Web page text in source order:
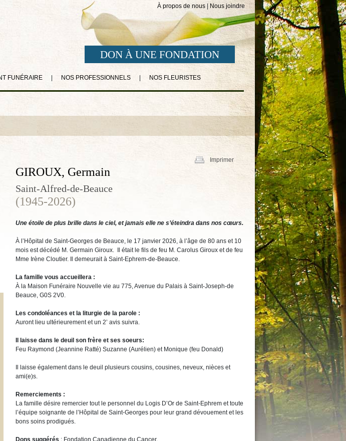
À propos de nous Nous joindre
DON À UNE FONDATION
FUNÉRAIRE NOS PROFESSIONNELS NOS FLEURISTES
Imprimer
GIROUX, Germain
Saint-Alfred-de-Beauce
(1945-2026)
Une étoile de plus brille dans le ciel, et jamais elle ne s’éteindra dans nos cœurs.
À l’Hôpital de Saint-Georges de Beauce, le 17 janvier 2026, à l’âge de 80 ans et 10
mois est décédé M. Germain Giroux. Il était le fils de feu M. Carolus Giroux et de feu
Mme Irène Cloutier. Il demeurait à Saint-Ephrem-de-Beauce.
La famille vous accueillera :
À la Maison Funéraire Nouvelle vie au 775, Avenue du Palais à Saint-Joseph-de
Beauce, G0S 2V0.
Les condoléances et la liturgie de la parole :
Auront lieu ultérieurement et un 2’ avis suivra.
Il laisse dans le deuil son frère et ses soeurs:
Feu Raymond (Jeannine Ratté) Suzanne (Aurélien) et Monique (feu Donald)
Il laisse également dans le deuil plusieurs cousins, cousines, neveux, nièces et
ami(e)s.
Remerciements :
La famille désire remercier tout le personnel du Logis D’Or de Saint-Ephrem et toute
l’équipe soignante de l’Hôpital de Saint-Georges pour leur grand dévouement et les
bons soins prodigués.
Dons suggérés : Fondation Canadienne du Cancer.